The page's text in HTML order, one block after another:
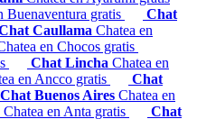
Buenaventura gratis
Chat
Caullama Chatea en
en Chocos gratis
Chat Lincha Chatea en
en Ancco gratis
Chat
Chat Buenos Aires Chatea en
Chatea en Anta gratis
Chat